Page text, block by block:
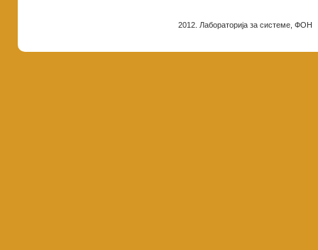
2012. Лабораторија за системе, ФОН